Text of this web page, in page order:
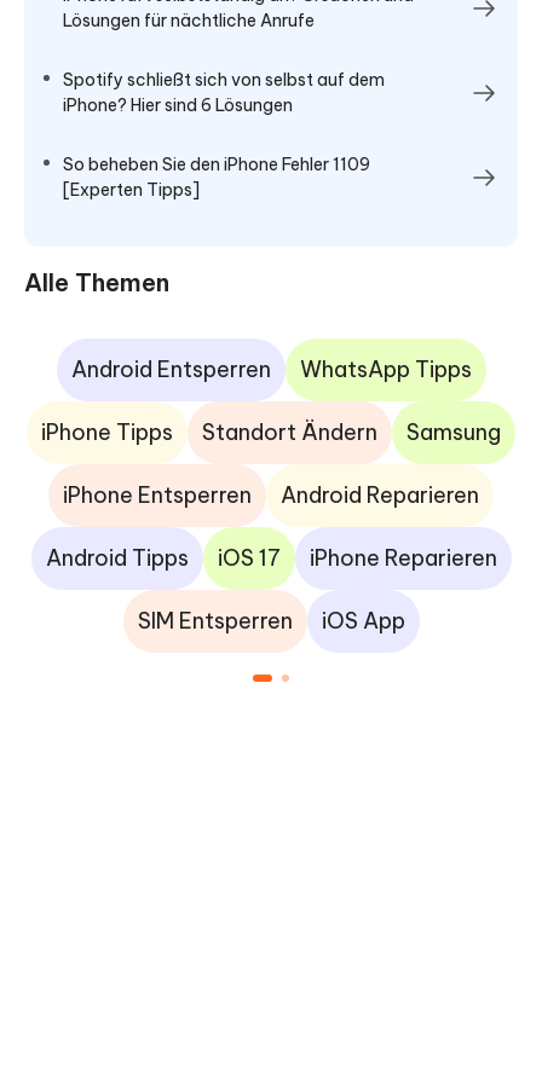
Lösungen für nächtliche Anrufe
Spotify schließt sich von selbst auf dem
iPhone? Hier sind 6 Lösungen
So beheben Sie den iPhone Fehler 1109
[Experten Tipps]
Alle Themen
Android Entsperren WhatsApp Tipps
iPhone Tipps Standort Ändern Samsung
iPhone Entsperren Android Reparieren
Android Tipps iOS 17 iPhone Reparieren
SIM Entsperren iOS App